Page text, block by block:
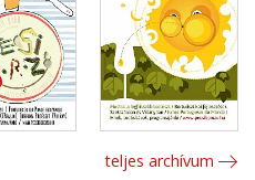
teljes archívum